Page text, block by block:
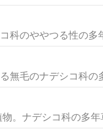
科のややつる性の
無毛のナデシコ科
。ナデシコ科の多年